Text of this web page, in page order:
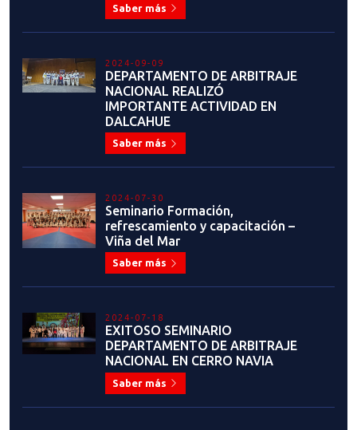
Saber más
2024-09-09
DEPARTAMENTO DE ARBITRAJE
NACIONAL REALIZÓ
IMPORTANTE ACTIVIDAD EN
DALCAHUE
Saber más
2024-07-30
Seminario Formación,
refrescamiento y capacitación –
Viña del Mar
Saber más
2024-07-18
EXITOSO SEMINARIO
DEPARTAMENTO DE ARBITRAJE
NACIONAL EN CERRO NAVIA
Saber más